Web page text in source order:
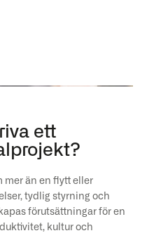
ett
mer än en flytt eller
tydlig styrning och
förutsättningar för en
kultur och